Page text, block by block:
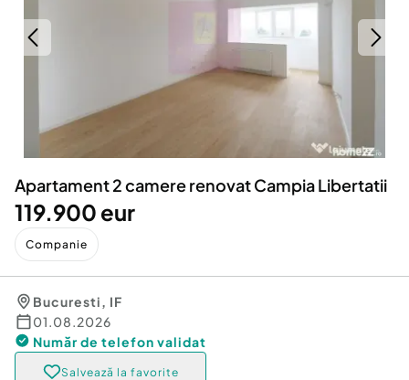
Servicii
Animale de companie
Afaceri și echipamente profesionale
Inchiriere Bunuri si Vehicule
Utilaje agricole si industriale
Piese auto si accesorii
Apartament 2 camere renovat Campia Libertatii
119.900 eur
Companie
Bucuresti, IF
01.08.2026
Număr de telefon validat
Salvează la favorite